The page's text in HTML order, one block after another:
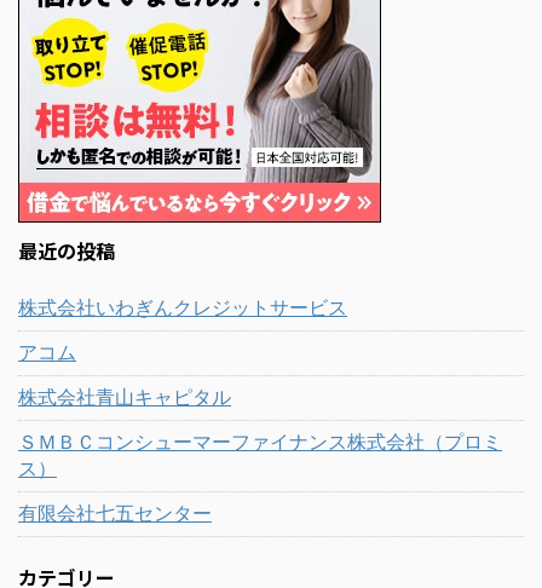
最近の投稿
株式会社いわぎんクレジットサービス
アコム
株式会社青山キャピタル
ＳＭＢＣコンシューマーファイナンス株式会社（プロミ
ス）
有限会社七五センター
カテゴリー